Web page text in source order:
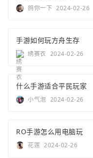
鸽你一下 2024-02-26
手游如何玩方舟生存
绣赛衣 2024-02-26
什么手游适合平民玩家
小气泡 2024-02-26
RO手游怎么用电脑玩
花莲 2024-02-26